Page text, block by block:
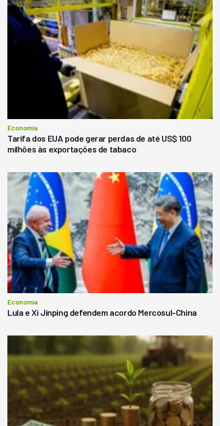
Economia
Tarifa dos EUA pode gerar perdas de até US$ 100
milhões às exportações de tabaco
Economia
Lula e Xi Jinping defendem acordo Mercosul-China